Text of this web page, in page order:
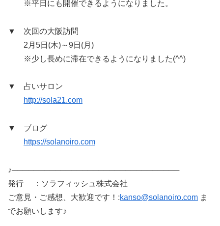
※平日にも開催できるようになりました。
▼ 次回の大阪訪問
2月5日(木)～9日(月)
※少し長めに滞在できるようになりました(^^)
▼ 占いサロン
http://sola21.com
▼ ブログ
https://solanoiro.com
♪───────────────────────────────
発行 ：ソラフィッシュ株式会社
ご意見・ご感想、大歓迎です！:kanso@solanoiro.com ま
でお願いします♪